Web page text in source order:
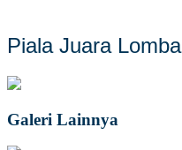
Piala Juara Lomba
Galeri Lainnya